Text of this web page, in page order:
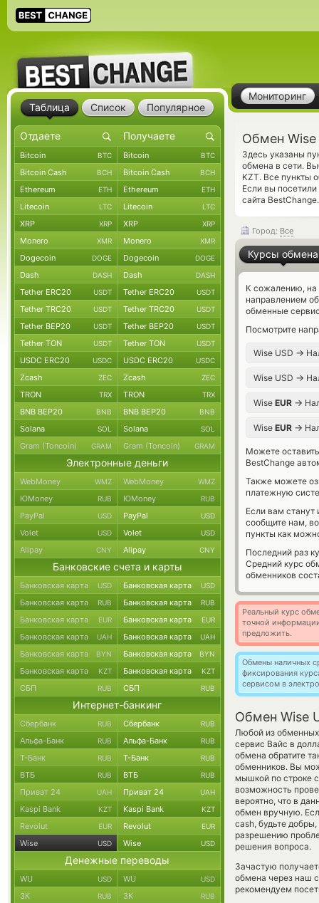
Мониторинг
Обмен Wise
Здесь указаны
обмена в сети.
KZT. Все пункты
Если вы
сайта
Город: Все
Курсы обмена
К сожалению, на
направлением
обменные
Посмотрите
Wise USD →
Wise USD →
Wise EUR →
Wise EUR →
Можете
BestChange
Также можете
платежную
Если вам
сообщите нам,
пункты как
Последний раз
Средний курс
обменников
Реальный курс
точной
предложить.
Обмены наличных
фиксирования
сервисом в
Обмен Wise
Любой из обменных
сервис Вайс в
обмена обратите
обменников. Вы
мышкой по строке
возможность
вероятно, что в
обмен вручную.
cash, будьте
разрешению
решения вопроса.
Зачастую
обмена через наш
рекомендуем
Таблица Список Популярное
Bitcoin BTC Bitcoin BTC
Bitcoin Cash BCH Bitcoin Cash BCH
Ethereum ETH Ethereum ETH
Litecoin LTC Litecoin LTC
XRP XRP XRP XRP
Monero XMR Monero XMR
Dogecoin DOGE Dogecoin DOGE
Dash DASH Dash DASH
Tether ERC20 USDT Tether ERC20 USDT
Tether TRC20 USDT Tether TRC20 USDT
Tether BEP20 USDT Tether BEP20 USDT
Tether TON USDT Tether TON USDT
USDC ERC20 USDC USDC ERC20 USDC
Zcash ZEC Zcash ZEC
TRON TRX TRON TRX
BNB BEP20 BNB BNB BEP20 BNB
Solana SOL Solana SOL
Gram (Toncoin) GRAM Gram (Toncoin) GRAM
Электронные деньги
WebMoney WMZ WebMoney WMZ
ЮMoney RUB ЮMoney RUB
PayPal USD PayPal USD
Volet USD Volet USD
Alipay CNY Alipay CNY
Банковские счета и карты
Банковская карта USD Банковская карта USD
Банковская карта RUB Банковская карта RUB
Банковская карта EUR Банковская карта EUR
Банковская карта UAH Банковская карта UAH
Банковская карта BYN Банковская карта BYN
Банковская карта KZT Банковская карта KZT
СБП RUB СБП RUB
Интернет-банкинг
Сбербанк RUB Сбербанк RUB
Альфа-Банк RUB Альфа-Банк RUB
Т-Банк RUB Т-Банк RUB
ВТБ RUB ВТБ RUB
Приват 24 UAH Приват 24 UAH
Kaspi Bank KZT Kaspi Bank KZT
Revolut EUR Revolut EUR
Wise USD Wise USD
Денежные переводы
WU USD WU USD
ЗК RUB ЗК RUB